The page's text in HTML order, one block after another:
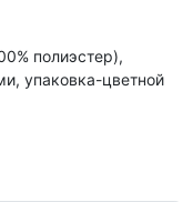
полиэстер),
упаковка-цветной